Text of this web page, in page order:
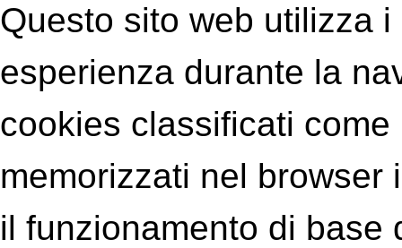
Questo sito web utilizza
esperienza durante la
cookies classificati
memorizzati nel
il funzionamento di base